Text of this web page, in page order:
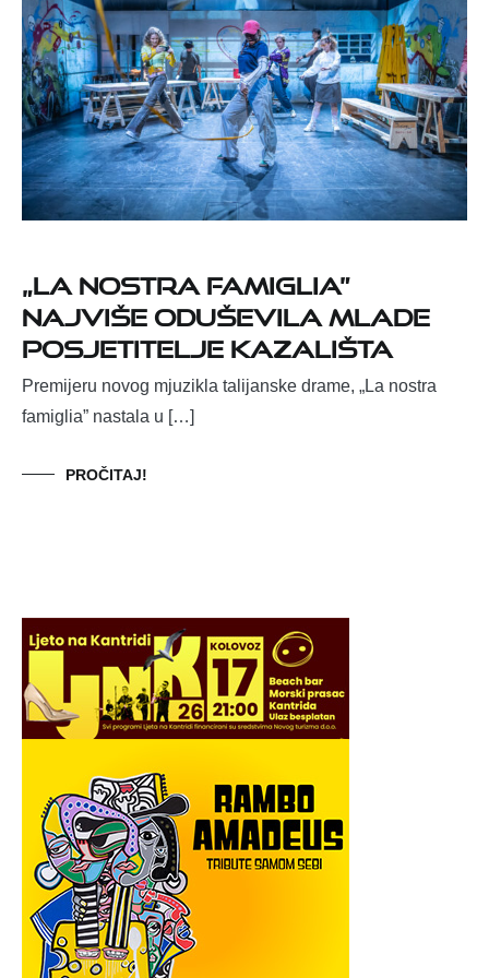
„La nostra famiglia”
najviše oduševila mlade
posjetitelje kazališta
Premijeru novog mjuzikla talijanske drame, „La nostra
famiglia” nastala u […]
PROČITAJ!